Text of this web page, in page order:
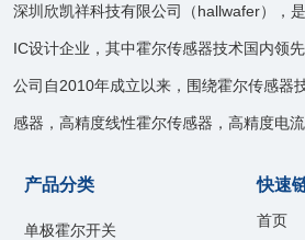
深圳欣凯祥科技有限公司（hallwafer），
IC设计企业，其中霍尔传感器技术国内领先
公司自2010年成立以来，围绕霍尔传感器
感器，高精度线性霍尔传感器，高精度电流
产品分类
单极霍尔开关
快速
首页